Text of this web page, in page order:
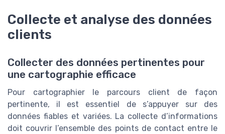
Collecte et analyse des données
clients
Collecter des données pertinentes pour
une cartographie efficace
Pour cartographier le parcours client de façon
pertinente, il est essentiel de s’appuyer sur des
données fiables et variées. La collecte d’informations
doit couvrir l’ensemble des points de contact entre le